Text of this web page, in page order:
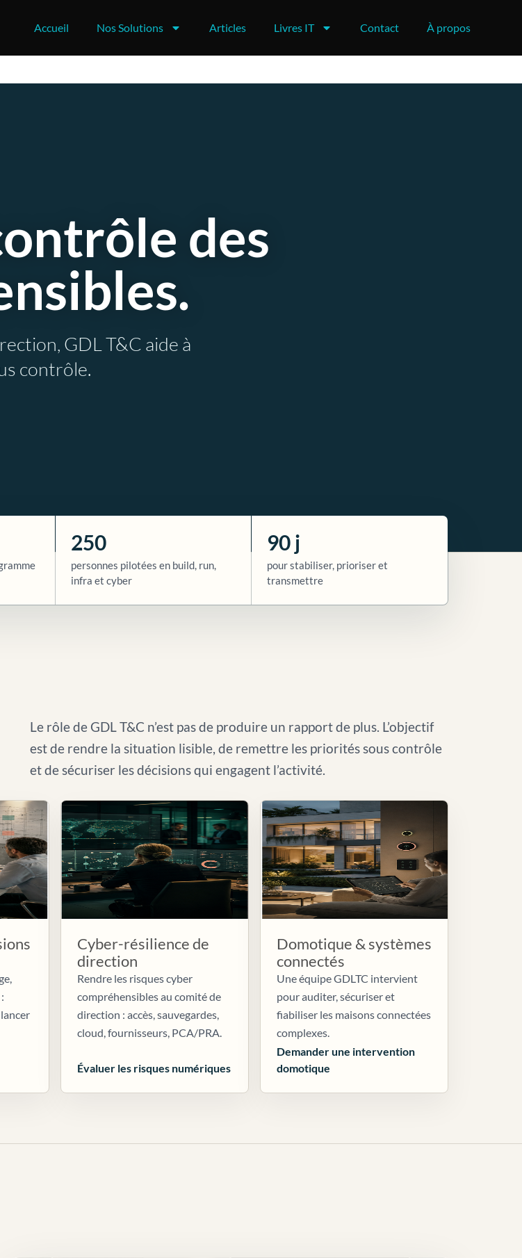
Accueil Nos Solutions Articles Livres IT Contact À propos
des
GDL T&C aide à
contrôle.
250
personnes pilotées en build, run,
infra et cyber
90 j
pour stabiliser, prioriser et
transmettre
Le rôle de GDL T&C n’est pas de produire un rapport de plus. L’objectif
est de rendre la situation lisible, de remettre les priorités sous contrôle
et de sécuriser les décisions qui engagent l’activité.
Cyber-résilience de
direction
Rendre les risques cyber
compréhensibles au comité de
direction : accès, sauvegardes,
cloud, fournisseurs, PCA/PRA.
Évaluer les risques numériques
Domotique & systèmes
connectés
Une équipe GDLTC intervient
pour auditer, sécuriser et
fiabiliser les maisons connectées
complexes.
Demander une intervention
domotique